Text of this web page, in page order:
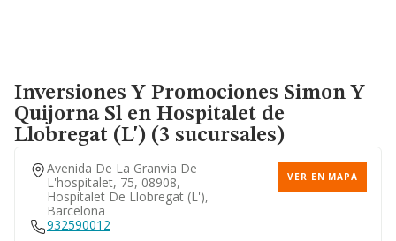
Inversiones Y Promociones Simon Y
Quijorna Sl en Hospitalet de
Llobregat (L') (3 sucursales)
Avenida De La Granvia De
L'hospitalet, 75, 08908,
Hospitalet De Llobregat (l'),
Barcelona
VER EN MAPA
932590012